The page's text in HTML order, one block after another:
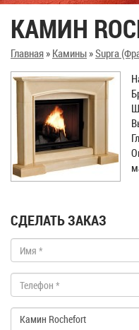
КАМИН
Главная» Камины»Supra
СДЕЛАТЬ ЗАКАЗ